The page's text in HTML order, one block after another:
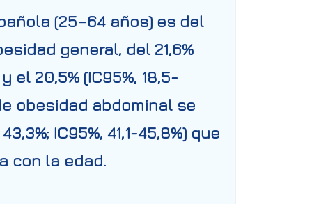
(25–64 años) es del
general, del 21,6%
el 20,5% (IC95%, 18,5-
obesidad abdominal se
IC95%, 41,1-45,8%) que
con la edad.